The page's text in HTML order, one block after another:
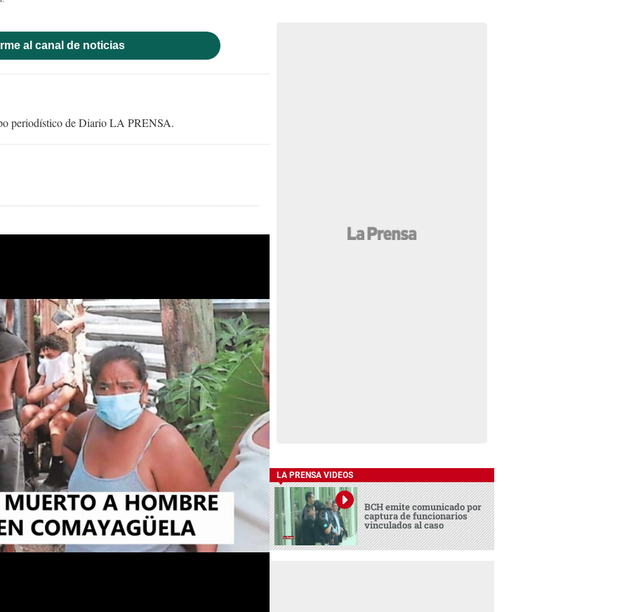
al canal de noticias
periodístico de Diario LA PRENSA.
LA PRENSA VIDEOS
BCH emite comunicado por
captura de funcionarios
vinculados al caso